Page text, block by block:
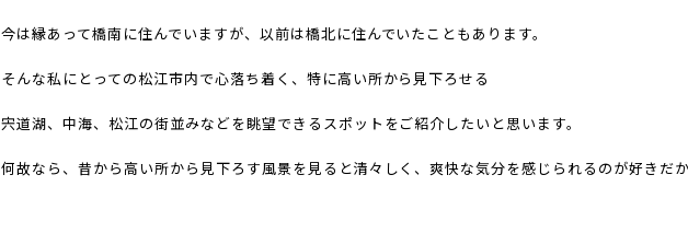
今は縁あって橋南に住んでいますが、以前は橋北に住んでいたこともあります。
そんな私にとっての松江市内で心落ち着く、特に高い所から見下ろせる
宍道湖、中海、松江の街並みなどを眺望できるスポットをご紹介したいと思います。
何故なら、昔から高い所から見下ろす風景を見ると清々しく、爽快な気分を感じられるのが好きだか